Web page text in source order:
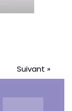
Suivant »